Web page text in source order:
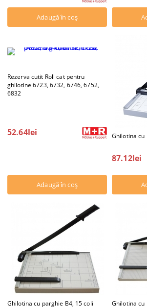
Rezerva cutit Roll cat pentru
ghilotine 6723, 6732, 6746, 6752,
6832
52.64lei Ghilotina cu
87.12lei
Ghilotina cu parghie B4, 15 coli Ghilotina cu